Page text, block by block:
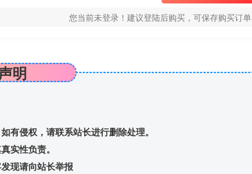
您当前未登录！建议登陆后购买，可保存购买订单
明
有侵权，请联系站长进行删除处理。
实性负责。
现请向站长举报